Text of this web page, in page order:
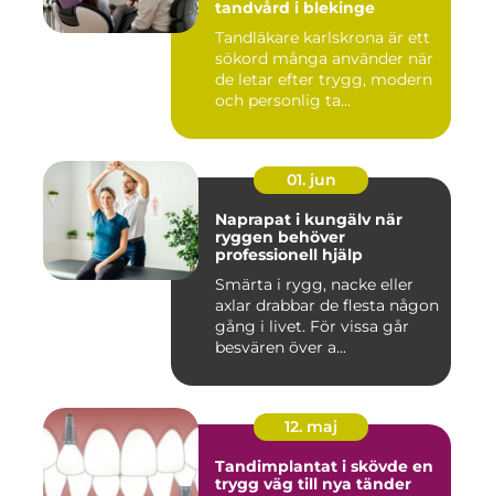
tandvård i blekinge
Tandläkare karlskrona är ett
sökord många använder när
de letar efter trygg, modern
och personlig ta...
01. jun
Naprapat i kungälv när
ryggen behöver
professionell hjälp
Smärta i rygg, nacke eller
axlar drabbar de flesta någon
gång i livet. För vissa går
besvären över a...
12. maj
Tandimplantat i skövde en
trygg väg till nya tänder